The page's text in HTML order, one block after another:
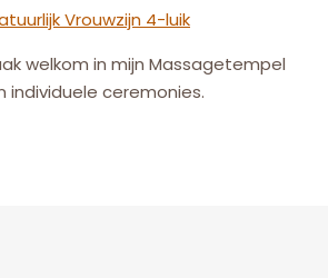
Vrouwzijn 4-luik
welkom in mijn Massagetempel
individuele ceremonies.